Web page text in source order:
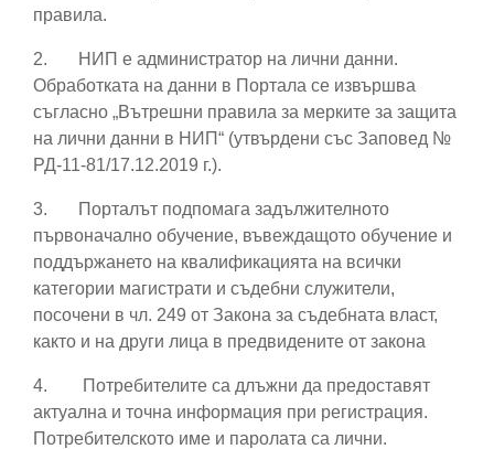
правила.
2.
НИП е администратор на лични данни.
Обработката на данни в Портала се извършва
съгласно „Вътрешни правила за мерките за защита
на лични данни в НИП“ (утвърдени със Заповед №
РД-11-81/17.12.2019 г.).
3.
Порталът подпомага задължителното
първоначално обучение, въвеждащото обучение и
поддържането на квалификацията на всички
категории магистрати и съдебни служители,
посочени в чл. 249 от Закона за съдебната власт,
както и на други лица в предвидените от закона
4.
Потребителите са длъжни да предоставят
актуална и точна информация при регистрация.
Потребителското име и паролата са лични.